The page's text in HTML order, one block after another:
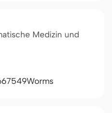
Medizin und
67549Worms